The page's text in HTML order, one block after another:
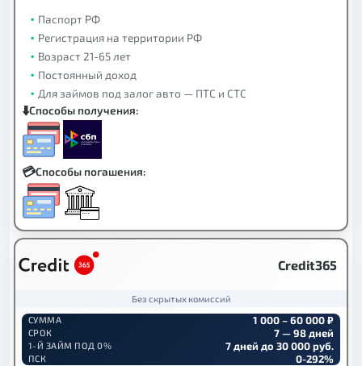
Паспорт РФ
Регистрация на территории РФ
Возраст 21-65 лет
Постоянный доход
Для займов под залог авто — ПТС и СТС
Способы получения:
Способы погашения:
Credit365
Без скрытых комиссий
СУММА
1 000 – 60 000 ₽
СРОК 7 — 98 дней
1-Й ЗАЙМ ПОД 0% 7 дней до 30 000 руб.
ПСК 0-292%